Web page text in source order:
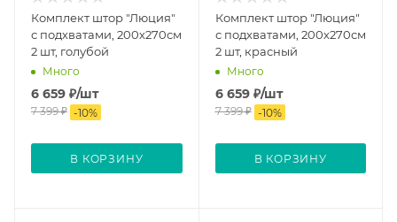
Комплект штор "Люция"
с подхватами, 200х270см
2 шт, голубой
Много
6 659 ₽/шт
7 399₽ -10%
В КОРЗИНУ
Комплект штор "Люция"
с подхватами, 200х270см
2 шт, красный
Много
6 659₽/шт
7 399₽ -10%
В КОРЗИНУ